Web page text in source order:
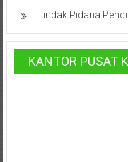
Aceh,
Medan,
Padang,
Tindak Pidana
KANTOR PUSAT